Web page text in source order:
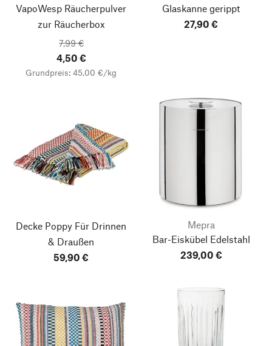
VapoWesp Räucherpulver
zur Räucherbox
7,99 €
4,50 €
Grundpreis: 45,00 €/kg
Glaskanne gerippt
27,90 €
Decke Poppy Für Drinnen
& Draußen
59,90 €
Mepra
Bar-Eiskübel Edelstahl
239,00 €